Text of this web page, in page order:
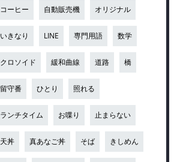
コーヒー 自動販売機 オリジナル
いきなり LINE 専門用語 数学
クロソイド 緩和曲線 道路 橋
留守番 ひとり 照れる
ランチタイム お喋り 止まらない
天丼 真あなご丼 そば きしめん